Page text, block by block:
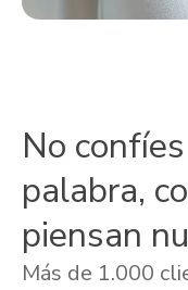
No
palabra,
piensan
Más de 1.000